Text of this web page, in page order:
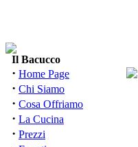
Il Bacucco
· Home Page
· Chi Siamo
· Cosa Offriamo
· La Cucina
· Prezzi